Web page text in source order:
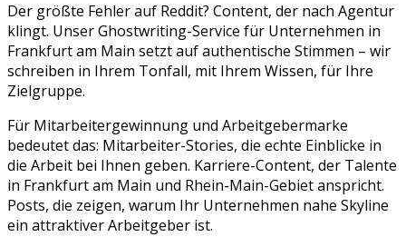
Der größte Fehler auf Reddit? Content, der nach Agentur
klingt. Unser Ghostwriting-Service für Unternehmen in
Frankfurt am Main setzt auf authentische Stimmen – wir
schreiben in Ihrem Tonfall, mit Ihrem Wissen, für Ihre
Zielgruppe.
Für Mitarbeitergewinnung und Arbeitgebermarke
bedeutet das: Mitarbeiter-Stories, die echte Einblicke in
die Arbeit bei Ihnen geben. Karriere-Content, der Talente
in Frankfurt am Main und Rhein-Main-Gebiet anspricht.
Posts, die zeigen, warum Ihr Unternehmen nahe Skyline
ein attraktiver Arbeitgeber ist.